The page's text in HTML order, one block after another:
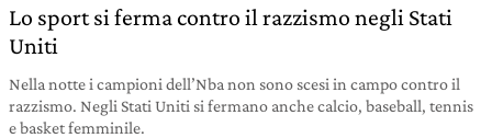
Lo sport si ferma contro il razzismo negli Stati
Uniti
Nella notte i campioni dell’Nba non sono scesi in campo contro il
razzismo. Negli Stati Uniti si fermano anche calcio, baseball, tennis
e basket femminile.